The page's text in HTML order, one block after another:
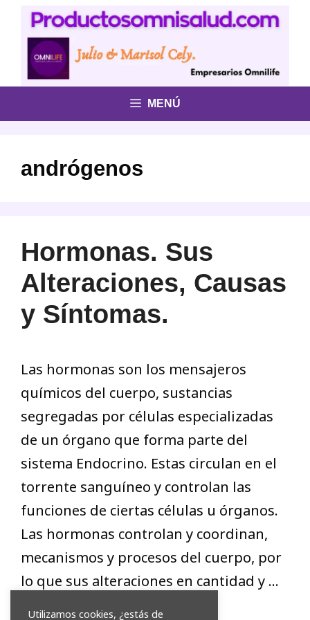
Saltar
contenido
MENÚ
andrógenos
Hormonas. Sus
Alteraciones, Causas
y Síntomas.
Las hormonas son los mensajeros
químicos del cuerpo, sustancias
segregadas por células especializadas
de un órgano que forma parte del
sistema Endocrino. Estas circulan en el
torrente sanguíneo y controlan las
funciones de ciertas células u órganos.
Las hormonas controlan y coordinan,
mecanismos y procesos del cuerpo, por
lo que sus alteraciones en cantidad y …
Utilizamos cookies, ¿estás de